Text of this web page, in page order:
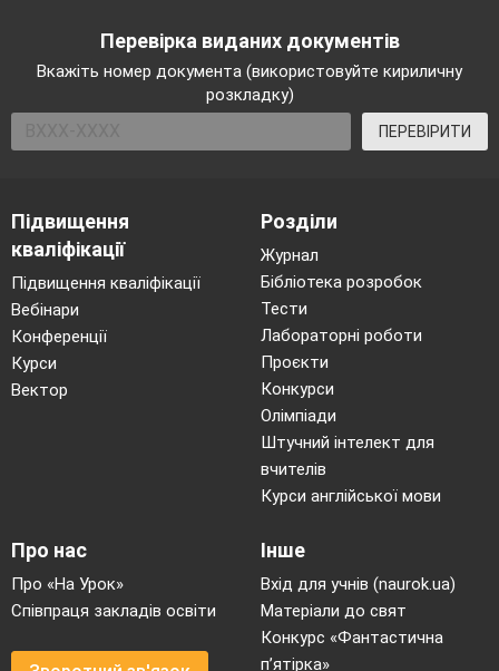
Перевірка виданих документів
Вкажіть номер документа (використовуйте кириличну
розкладку)
ПЕРЕВІРИТИ
Підвищення
кваліфікації
Підвищення кваліфікації
Вебінари
Конференції
Курси
Вектор
Розділи
Журнал
Бібліотека розробок
Тести
Лабораторні роботи
Проєкти
Конкурси
Олімпіади
Штучний інтелект для
вчителів
Курси англійської мови
Про нас
Про «На Урок»
Співпраця закладів освіти
Інше
Вхід для учнів (naurok.ua)
Матеріали до свят
Конкурс «Фантастична
п’ятірка»